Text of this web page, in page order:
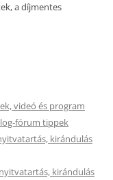
a díjmentes
videó és program
fórum tippek
kirándulás
kirándulás